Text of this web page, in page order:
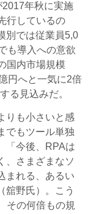
年秋に実施
行しているの
別では従業員5,0
も導入への意欲
国内市場規模
円へと一気に2倍
る見込みだ。
りも小さいと感
でもツール単独
「今後、RPAは
、さまざまなソ
まれる、あるい
舘野氏）。こう
その何倍もの規